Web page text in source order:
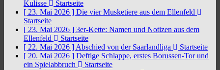
Kulisse
Startseite
[ 23. Mai 2026 ] Die vier Musketiere aus dem Ellenfeld
Startseite
[ 23. Mai 2026 ] 3er-Kette: Namen und Notizen aus dem
Ellenfeld
Startseite
[ 22. Mai 2026 ] Abschied von der Saarlandliga
Startseite
[ 20. Mai 2026 ] Deftige Schlappe, erstes Borussen-Tor und
ein Spielabbruch
Startseite